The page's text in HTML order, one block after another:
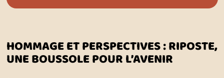
HOMMAGE ET PERSPECTIVES : RIPOSTE,
UNE BOUSSOLE POUR L’AVENIR